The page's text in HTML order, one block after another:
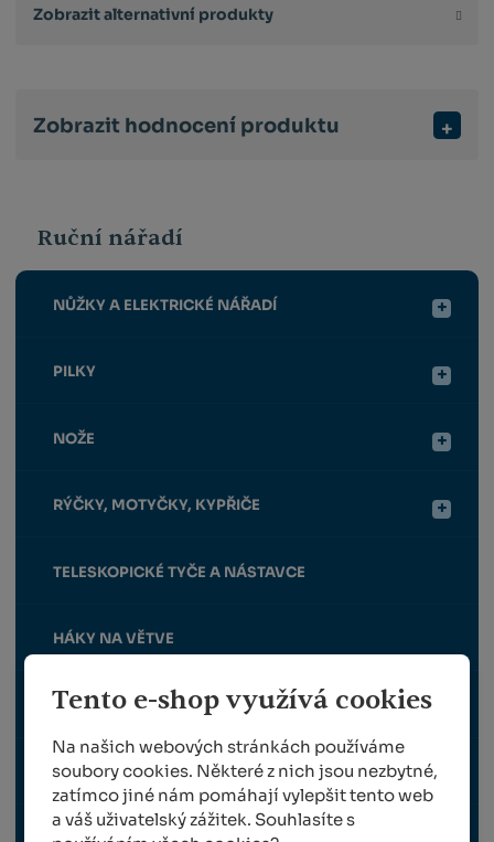
Tento e-shop využívá cookies
Na našich webových stránkách používáme
soubory cookies. Některé z nich jsou nezbytné,
zatímco jiné nám pomáhají vylepšit tento web
a váš uživatelský zážitek. Souhlasíte s
Zobrazit alternativní produkty
Zobrazit hodnocení produktu
Ruční nářadí
NŮŽKY A ELEKTRICKÉ NÁŘADÍ
PILKY
NOŽE
RÝČKY, MOTYČKY, KYPŘIČE
TELESKOPICKÉ TYČE A NÁSTAVCE
HÁKY NA VĚTVE
ROUBOVACÍ KLEŠTĚ
SBĚRAČE JABLEK A OŘECHŮ